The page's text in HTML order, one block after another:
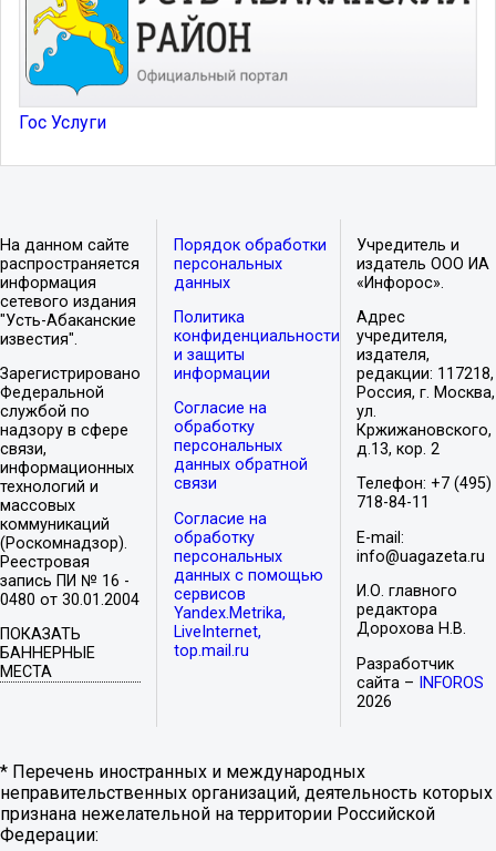
Гос Услуги
На данном сайте
распространяется
информация
сетевого издания
"Усть-Абаканские
известия".
Зарегистрировано
Федеральной
службой по
надзору в сфере
связи,
информационных
технологий и
массовых
коммуникаций
(Роскомнадзор).
Реестровая
запись ПИ № 16 -
0480 от 30.01.2004
ПОКАЗАТЬ
БАННЕРНЫЕ
МЕСТА
Порядок обработки
персональных
данных
Политика
конфиденциальности
и защиты
информации
Согласие на
обработку
персональных
данных обратной
связи
Согласие на
обработку
персональных
данных с помощью
сервисов
Yandex.Metrika,
LiveInternet,
top.mail.ru
Учредитель и
издатель ООО ИА
«Инфорос».
Адрес
учредителя,
издателя,
редакции: 117218,
Россия, г. Москва,
ул.
Кржижановского,
д.13, кор. 2
Телефон: +7 (495)
718-84-11
E-mail:
info@uagazeta.ru
И.О. главного
редактора
Дорохова Н.В.
Разработчик
сайта –
INFOROS
2026
* Перечень иностранных и международных
неправительственных организаций, деятельность которых
признана нежелательной на территории Российской
Федерации: